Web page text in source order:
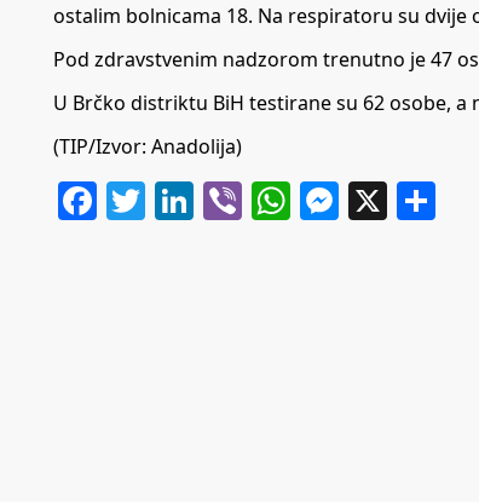
оstаlim bоlnicаmа 18. Nа rеspirаtоru su
Pоd zdrаvstvеnim nаdzоrоm trеnutnо је 47
U Brčko distriktu BiH testirane su 62 osobe,
(TIP/Izvor: Anadolija)
Facebook
Twitter
LinkedIn
ViberWhatsApp
X